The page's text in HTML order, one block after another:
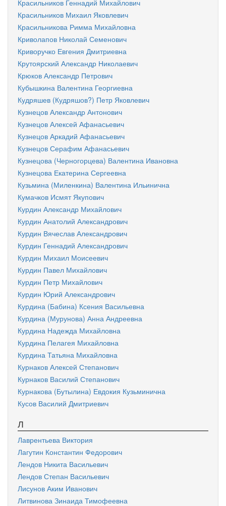
Красильников Геннадий Михайлович
Красильников Михаил Яковлевич
Красильникова Римма Михайловна
Криволапов Николай Семенович
Криворучко Евгения Дмитриевна
Крутоярский Александр Николаевич
Крюков Александр Петрович
Кубышкина Валентина Георгиевна
Кудряшев (Кудряшов?) Петр Яковлевич
Кузнецов Александр Антонович
Кузнецов Алексей Афанасьевич
Кузнецов Аркадий Афанасьевич
Кузнецов Серафим Афанасьевич
Кузнецова (Черногорцева) Валентина Ивановна
Кузнецова Екатерина Сергеевна
Кузьмина (Миленкина) Валентина Ильинична
Кумачков Исмят Якупович
Курдин Александр Михайлович
Курдин Анатолий Александрович
Курдин Вячеслав Александрович
Курдин Геннадий Александрович
Курдин Михаил Моисеевич
Курдин Павел Михайлович
Курдин Петр Михайлович
Курдин Юрий Александрович
Курдина (Бабина) Ксения Васильевна
Курдина (Мурунова) Анна Андреевна
Курдина Надежда Михайловна
Курдина Пелагея Михайловна
Курдина Татьяна Михайловна
Курнаков Алексей Степанович
Курнаков Василий Степанович
Курнакова (Бутылина) Евдокия Кузьминична
Кусов Василий Дмитриевич
Л
Лаврентьева Виктория
Лагутин Константин Федорович
Лендов Никита Васильевич
Лендов Степан Васильевич
Лисунов Аким Иванович
Литвинова Зинаида Тимофеевна